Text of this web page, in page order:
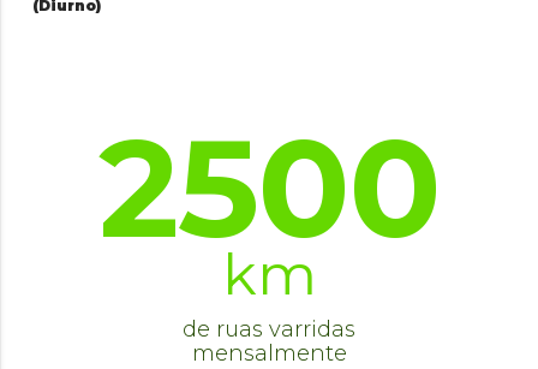
(Diurno)
2500
km
de ruas varridas
mensalmente